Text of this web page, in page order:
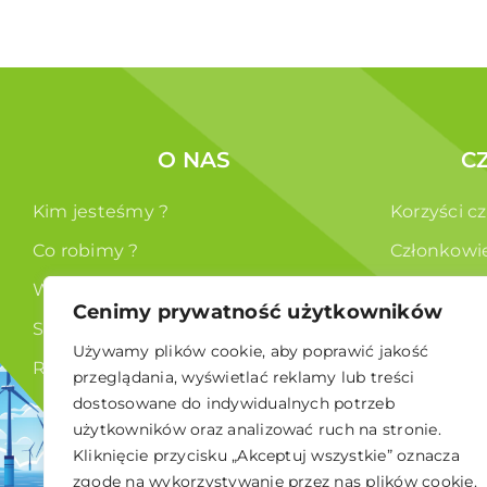
Cenimy prywatność użytkowników
Używamy plików cookie, aby poprawić jakość
przeglądania, wyświetlać reklamy lub treści
dostosowane do indywidualnych potrzeb
użytkowników oraz analizować ruch na stronie.
Kliknięcie przycisku „Akceptuj wszystkie” oznacza
zgodę na wykorzystywanie przez nas plików cookie.
O NAS
Kim jesteśmy ?
Co robimy ?
Władze
Statut
RODO
Korzyści